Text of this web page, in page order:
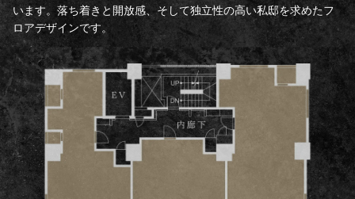
います。 落ち着きと開放感、そして独立性の高い私邸を求めたフ
ロアデザインです。